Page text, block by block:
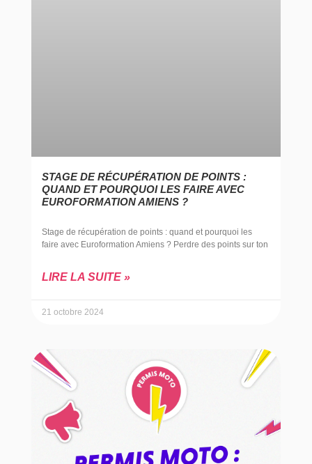
STAGE DE RÉCUPÉRATION DE POINTS :
QUAND ET POURQUOI LES FAIRE AVEC
EUROFORMATION AMIENS ?
Stage de récupération de points : quand et pourquoi les
faire avec Euroformation Amiens ? Perdre des points sur ton
LIRE LA SUITE »
21 octobre 2024